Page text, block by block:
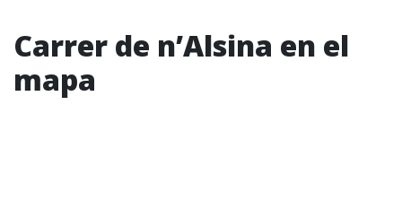
Carrer de n’Alsina en el
mapa